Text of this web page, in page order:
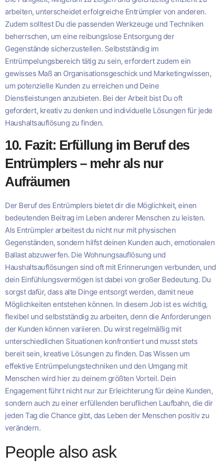
arbeiten, unterscheidet erfolgreiche Entrümpler von anderen.
Zudem solltest Du die passenden Werkzeuge und Techniken
beherrschen, um eine reibungslose Entsorgung der
Gegenstände sicherzustellen. Selbstständig im
Entrümpelungsbereich tätig zu sein, erfordert zudem ein
gewisses Maß an Organisationsgeschick und Marketingwissen,
um potenzielle Kunden zu erreichen und Deine
Dienstleistungen anzubieten. Bei der Arbeit bist Du oft
gefordert, kreativ zu denken und individuelle Lösungen für jede
Haushaltsauflösung zu finden.
10. Fazit: Erfüllung im Beruf des
Entrümplers – mehr als nur
Aufräumen
Der Beruf des Entrümplers bietet dir die Möglichkeit, einen
bedeutenden Beitrag im Leben anderer Menschen zu leisten.
Als Entrümpler arbeitest du nicht nur mit physischen
Gegenständen, sondern hilfst deinen Kunden auch, emotionalen
Ballast abzuwerfen. Die Wohnungsauflösung und
Haushaltsauflösungen sind oft mit Erinnerungen verbunden, und
dein Einfühlungsvermögen ist dabei von großer Bedeutung. Du
sorgst dafür, dass alte Dinge entsorgt werden, damit neue
Möglichkeiten entstehen können. In diesem Job ist es wichtig,
flexibel und selbstständig zu arbeiten, denn die Anforderungen
der Kunden können variieren. Du wirst regelmäßig mit
unterschiedlichen Situationen konfrontiert und musst stets
bereit sein, kreative Lösungen zu finden. Das Wissen um
effektive Entrümpelungstechniken und den Umgang mit
Menschen wird hier zu deinem größten Vorteil. Dein
Engagement führt nicht nur zur Erleichterung für deine Kunden,
sondern auch zu einer erfüllenden beruflichen Laufbahn, die dir
jeden Tag die Chance gibt, das Leben der Menschen positiv zu
verändern.
People also ask